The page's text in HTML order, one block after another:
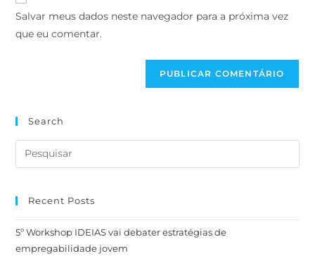
Salvar meus dados neste navegador para a próxima vez
que eu comentar.
Search
Recent Posts
5º Workshop IDEIAS vai debater estratégias de
empregabilidade jovem